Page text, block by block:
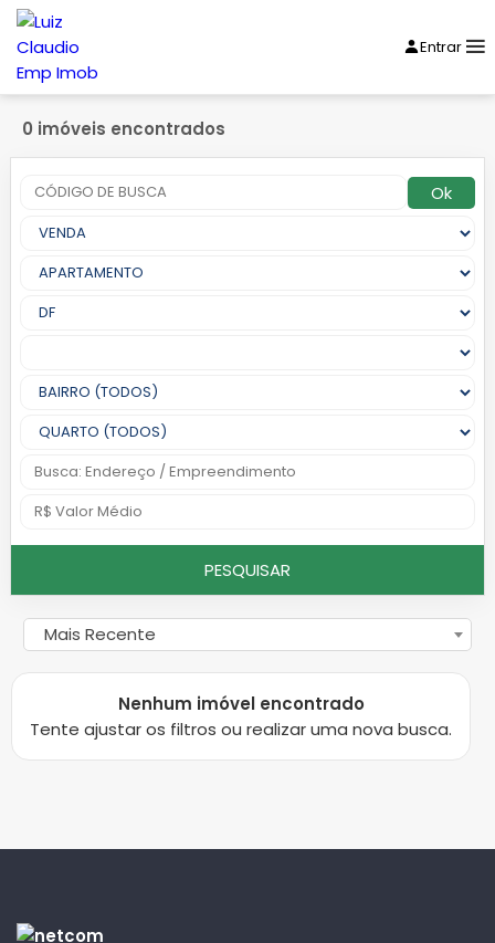
Entrar
0 imóveis encontrados
Ok
PESQUISAR
Mais Recente
Nenhum imóvel encontrado
Tente ajustar os filtros ou realizar uma nova busca.